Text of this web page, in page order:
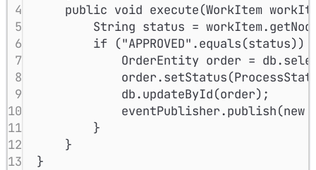
4
public void execute(WorkItem
5
String status = workItem.
6
if ("APPROVED" .equals(status))
7
OrderEntity order = db.
8
order.setStatus(
9
db.updateById(order);
10
eventPublisher.publish(new
11
}
12
}
13
}